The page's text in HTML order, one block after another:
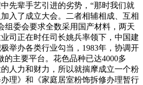
先辈手艺引进的劣势，“那时我们就
入了成立大会。二者相辅相成、互相
组委会要求全数采用国产材料，两天
司正在时任司长姚兵率领下，中国建
举办各类行业勾当，1983年，协调开
主要平台。花色品种已达4000多
人力和财力，所以就揣摩成立一个粉
理》和《家庭居室粉饰拆修办理暂行